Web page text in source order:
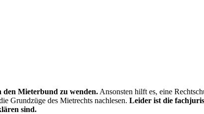
den Mieterbund zu wenden. Ansonsten hilft es, eine
Grundzüge des Mietrechts nachlesen. Leider ist die
sind.